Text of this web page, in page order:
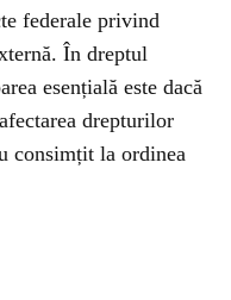
federale privind
În dreptul
esențială este dacă
drepturilor
consimțit la ordinea